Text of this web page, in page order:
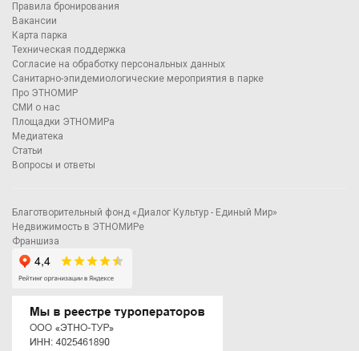
Правила бронирования
Вакансии
Карта парка
Техническая поддержка
Согласие на обработку персональных данных
Санитарно-эпидемиологические мероприятия в парке
Про ЭТНОМИР
СМИ о нас
Площадки ЭТНОМИРа
Медиатека
Статьи
Вопросы и ответы
Благотворительный фонд «Диалог Культур - Единый Мир»
Недвижимость в ЭТНОМИРе
Франшиза